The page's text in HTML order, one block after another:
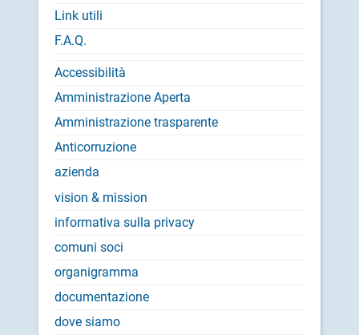
Link utili
F.A.Q.
Accessibilità
Amministrazione Aperta
Amministrazione trasparente
Anticorruzione
azienda
vision & mission
informativa sulla privacy
comuni soci
organigramma
documentazione
dove siamo